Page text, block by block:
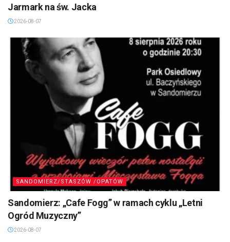
Jarmark na św. Jacka
2026-08-07
SANDOMIERZ/STASZÓW /OPATÓW
Sandomierz: „Cafe Fogg” w ramach cyklu „Letni
Ogród Muzyczny”
2026-08-07